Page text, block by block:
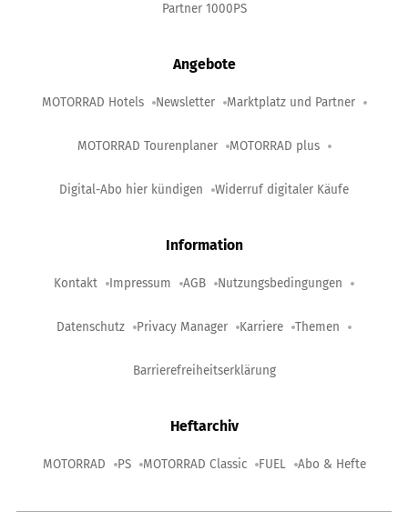
Partner 1000PS
Angebote
MOTORRAD Hotels Newsletter Marktplatz und Partner
MOTORRAD Tourenplaner MOTORRAD plus
Digital-Abo hier kündigen Widerruf digitaler Käufe
Information
Kontakt Impressum AGB Nutzungsbedingungen
Datenschutz Privacy Manager Karriere Themen
Barrierefreiheitserklärung
Heftarchiv
MOTORRAD PS MOTORRAD Classic FUEL Abo & Hefte